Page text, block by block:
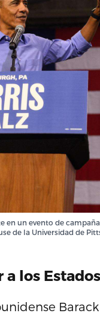
en un evento de
de la Universidad de
los